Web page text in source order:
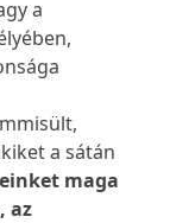
a
a sátán
maga
az